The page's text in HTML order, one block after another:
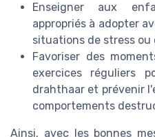
Enseigner aux
appropriés à adopter
situations de stress ou
Favoriser des
exercices réguliers
drahthaar et prévenir
comportements
Ainsi, avec les bonnes